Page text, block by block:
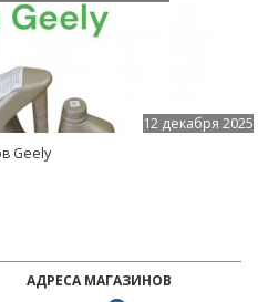
12 декабря 2025
Geely
АДРЕСА МАГАЗИНОВ